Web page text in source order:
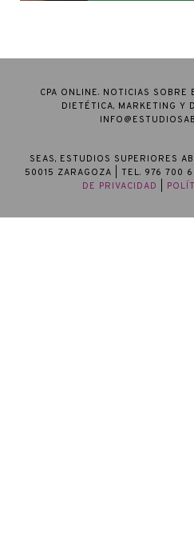
CPA ONLINE. NOTICIAS SOBRE
DIETÉTICA, MARKETING Y
SEAS, ESTUDIOS SUPERIORES
50015 ZARAGOZA | TEL. 976 700
DE PRIVACIDAD